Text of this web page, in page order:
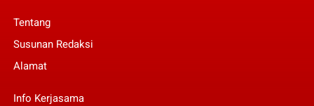
Tentang
Susunan Redaksi
Alamat
Info Kerjasama